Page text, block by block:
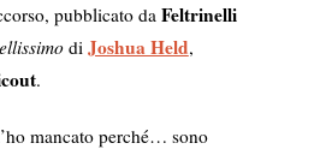
pubblicato da Feltrinelli
di Joshua Held,
.
mancato perché… sono